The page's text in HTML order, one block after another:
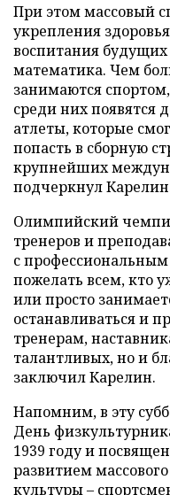
При этом массовый
укрепления
воспитания
математика. Чем
занимаются
среди них появятся
атлеты, которые
попасть в сборную
крупнейших
подчеркнул
Олимпийский
тренеров и
с
пожелать всем, кто
или просто
останавливаться и
тренерам,
талантливых, но и
заключил Карелин.
Напомним, в эту
День
1939 году и
развитием
культуры –